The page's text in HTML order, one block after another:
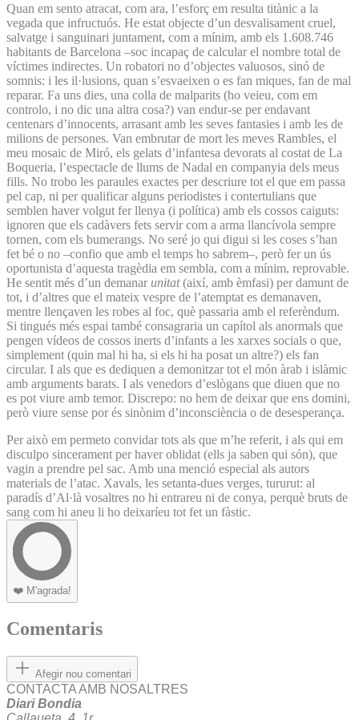
Quan em sento atracat, com ara, l’esforç em resulta titànic a la
vegada que infructuós. He estat objecte d’un desvalisament cruel,
salvatge i sanguinari juntament, com a mínim, amb els 1.608.746
habitants de Barcelona –soc incapaç de calcular el nombre total de
víctimes indirectes. Un robatori no d’objectes valuosos, sinó de
somnis: i les il·lusions, quan s’esvaeixen o es fan miques, fan de mal
reparar. Fa uns dies, una colla de malparits (ho veieu, com em
controlo, i no dic una altra cosa?) van endur-se per endavant
centenars d’innocents, arrasant amb les seves fantasies i amb les de
milions de persones. Van embrutar de mort les meves Rambles, el
meu mosaic de Miró, els gelats d’infantesa devorats al costat de La
Boqueria, l’espectacle de llums de Nadal en companyia dels meus
fills. No trobo les paraules exactes per descriure tot el que em passa
pel cap, ni per qualificar alguns periodistes i contertulians que
semblen haver volgut fer llenya (i política) amb els cossos caiguts:
ignoren que els cadàvers fets servir com a arma llancívola sempre
tornen, com els bumerangs. No seré jo qui digui si les coses s’han
fet bé o no –confio que amb el temps ho sabrem–, però fer un ús
oportunista d’aquesta tragèdia em sembla, com a mínim, reprovable.
He sentit més d’un demanar unitat(així, amb èmfasi) per damunt de
tot, i d’altres que el mateix vespre de l’atemptat es demanaven,
mentre llençaven les robes al foc, què passaria amb el referèndum.
Si tingués més espai també consagraria un capítol als anormals que
pengen vídeos de cossos inerts d’infants a les xarxes socials o que,
simplement (quin mal hi ha, si els hi ha posat un altre?) els fan
circular. I als que es dediquen a demonitzar tot el món àrab i islàmic
amb arguments barats. I als venedors d’eslògans que diuen que no
es pot viure amb temor. Discrepo: no hem de deixar que ens domini,
però viure sense por és sinònim d’inconsciència o de desesperança.
Per això em permeto convidar tots als que m’he referit, i als qui em
disculpo sincerament per haver oblidat (ells ja saben qui són), que
vagin a prendre pel sac. Amb una menció especial als autors
materials de l’atac. Xavals, les setanta-dues verges, tururut: al
paradís d’Al·là vosaltres no hi entrareu ni de conya, perquè bruts de
sang com hi aneu li ho deixaríeu tot fet un fàstic.
❤️ M'agrada!
Comentaris
Afegir nou comentari
CONTACTA AMB NOSALTRES
Diari Bondia